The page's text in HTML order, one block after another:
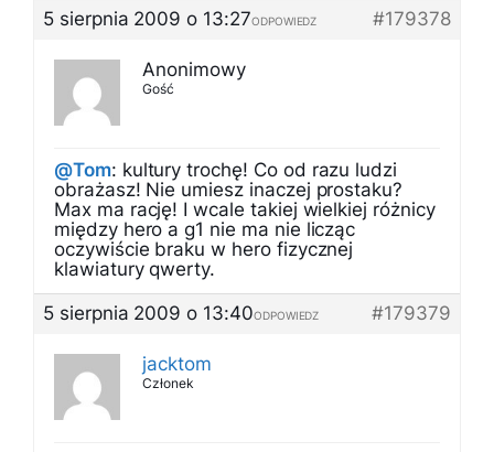
5 sierpnia 2009 o 13:27
#179378
ODPOWIEDZ
Anonimowy
Gość
@Tom: kultury trochę! Co od razu ludzi
obrażasz! Nie umiesz inaczej prostaku?
Max ma rację! I wcale takiej wielkiej różnicy
między hero a g1 nie ma nie licząc
oczywiście braku w hero fizycznej
klawiatury qwerty.
5 sierpnia 2009 o 13:40
#179379
ODPOWIEDZ
jacktom
Członek